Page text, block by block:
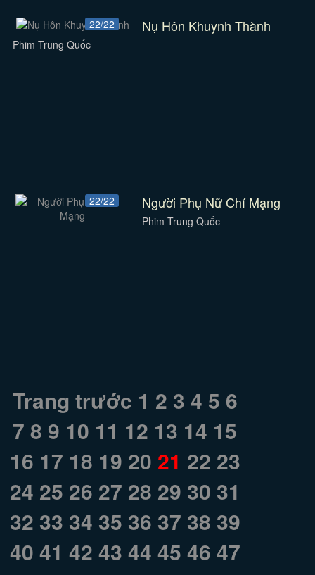
22/22 Nụ Hôn Khuynh Thành
Phim Trung Quốc
22/22 Người Phụ Nữ Chí Mạng
Phim Trung Quốc
Trang trước 1 2 3 4 5 6
7 8 9 10 11 12 13 14 15
16 17 18 19 20 21 22 23
24 25 26 27 28 29 30 31
32 33 34 35 36 37 38 39
40 41 42 43 44 45 46 47